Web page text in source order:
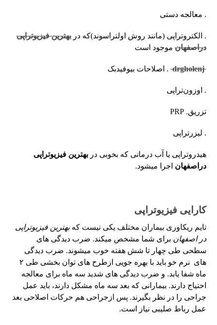
. معالجه دستی
. الکتروتراپی (مانند روش اولتراسوند)که دربهترین فیزیوتراپی
دراصفهانموجود است
drgholenj . اصلاحات بیوفیدبک
. اوزون‌تراپی
تزریق. PRP
. لیزرتراپی
هیدروتراپی یا آب درمانی که بخوبی دربهترین فیزیوتراپی
دراصفهان اجرا میشود.
کارایی فیزیوتراپی
تایم ریکاوری بیماران مختلف یکی نیست کهبهترین فیزیوتراپی
در اصفهان برای شما مشخص میکند. ضرب دیدگی های
سطحی طی چهار تا شش هفته خوب میشوند. ضرب دیدگی
های نرم خو باید با بهره جویی ازطرح های توان بخشی طی ۲
ماه شفا یابد. و ضرب دیدگی های شدید سه ماه برای معالجه
احتیاج دارند. بیمارانی که بعد سه ماه مشکل دارند، باید عمل
جراحی را در نظر بگیرند. پس ازجراحی هم حرکات اصلاحی بعد
عمل رباط صلیبی نیاز است.